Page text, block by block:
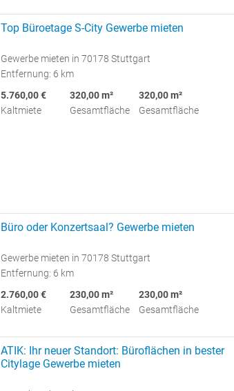
Top Büroetage S-City Gewerbe mieten
Gewerbe mieten in 70178 Stuttgart
Entfernung: 6 km
5.760,00 €
Kaltmiete
320,00 m²
Gesamtfläche
320,00 m²
Gesamtfläche
Büro oder Konzertsaal? Gewerbe mieten
Gewerbe mieten in 70178 Stuttgart
Entfernung: 6 km
2.760,00 €
Kaltmiete
230,00 m²
Gesamtfläche
230,00 m²
Gesamtfläche
ATIK: Ihr neuer Standort: Büroflächen in bester
Citylage Gewerbe mieten